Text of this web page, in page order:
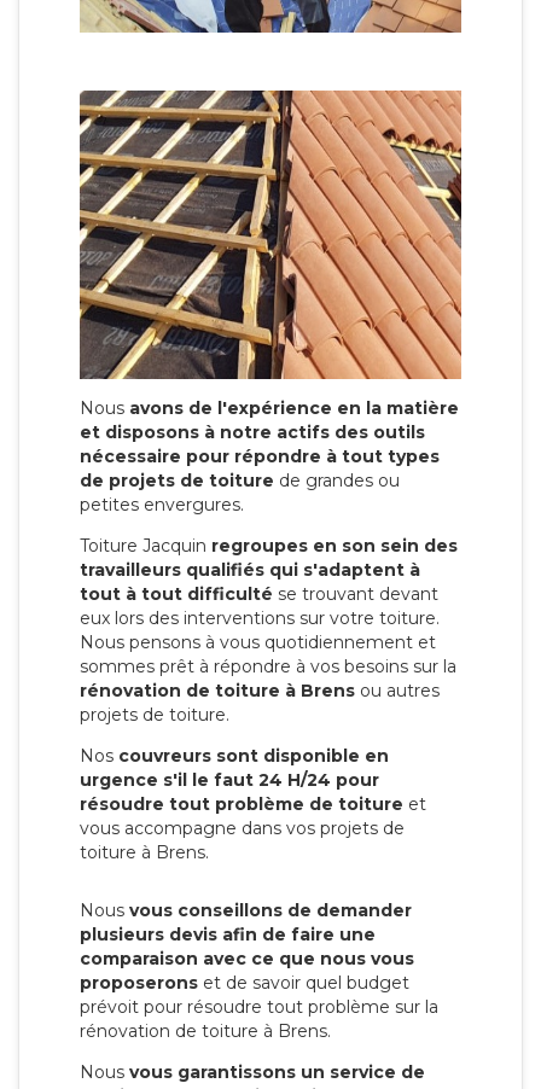
Nous avons de l'expérience en la matière
et disposons à notre actifs des outils
nécessaire pour répondre à tout types
de projets de toiture de grandes ou
petites envergures.
Toiture Jacquin regroupes en son sein des
travailleurs qualifiés qui s'adaptent à
tout à tout difficulté se trouvant devant
eux lors des interventions sur votre toiture.
Nous pensons à vous quotidiennement et
sommes prêt à répondre à vos besoins sur la
rénovation de toiture à Brens ou autres
projets de toiture.
Nos couvreurs sont disponible en
urgence s'il le faut 24 H/24 pour
résoudre tout problème de toiture et
vous accompagne dans vos projets de
toiture à Brens.
Nous vous conseillons de demander
plusieurs devis afin de faire une
comparaison avec ce que nous vous
proposerons et de savoir quel budget
prévoit pour résoudre tout problème sur la
rénovation de toiture à Brens.
Nous vous garantissons un service de